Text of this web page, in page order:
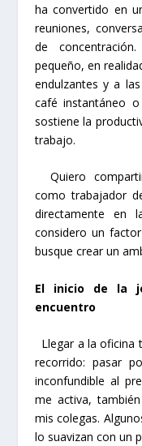
ha convertido en
reuniones,
de
pequeño, en
endulzantes y a
café instantáneo
sostiene la
trabajo.
Quiero
como trabajador
directamente en
considero un
busque crear un
El inicio de la
encuentro
Llegar a la oficina
recorrido: pasar
inconfundible al
me activa,
mis colegas.
lo suavizan con un